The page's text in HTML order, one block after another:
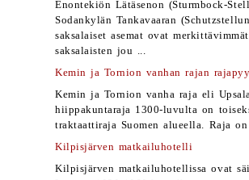
Enontekiön Lätäsenon (Sturmbock-
Sodankylän Tankavaaran
saksalaiset asemat ovat merkittävimmät
saksalaisten jou ...
Kemin ja Tornion vanhan rajan
Kemin ja Tornion vanha raja eli
hiippakuntaraja 1300-luvulta on
traktaattiraja Suomen alueella. Raja
Kilpisjärven matkailuhotelli
Kilpisjärven matkailuhotellissa ovat